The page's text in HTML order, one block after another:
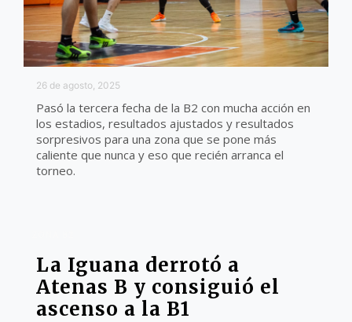
26 de agosto, 2025
Pasó la tercera fecha de la B2 con mucha acción en
los estadios, resultados ajustados y resultados
sorpresivos para una zona que se pone más
caliente que nunca y eso que recién arranca el
torneo.
La Iguana derrotó a
Atenas B y consiguió el
ascenso a la B1